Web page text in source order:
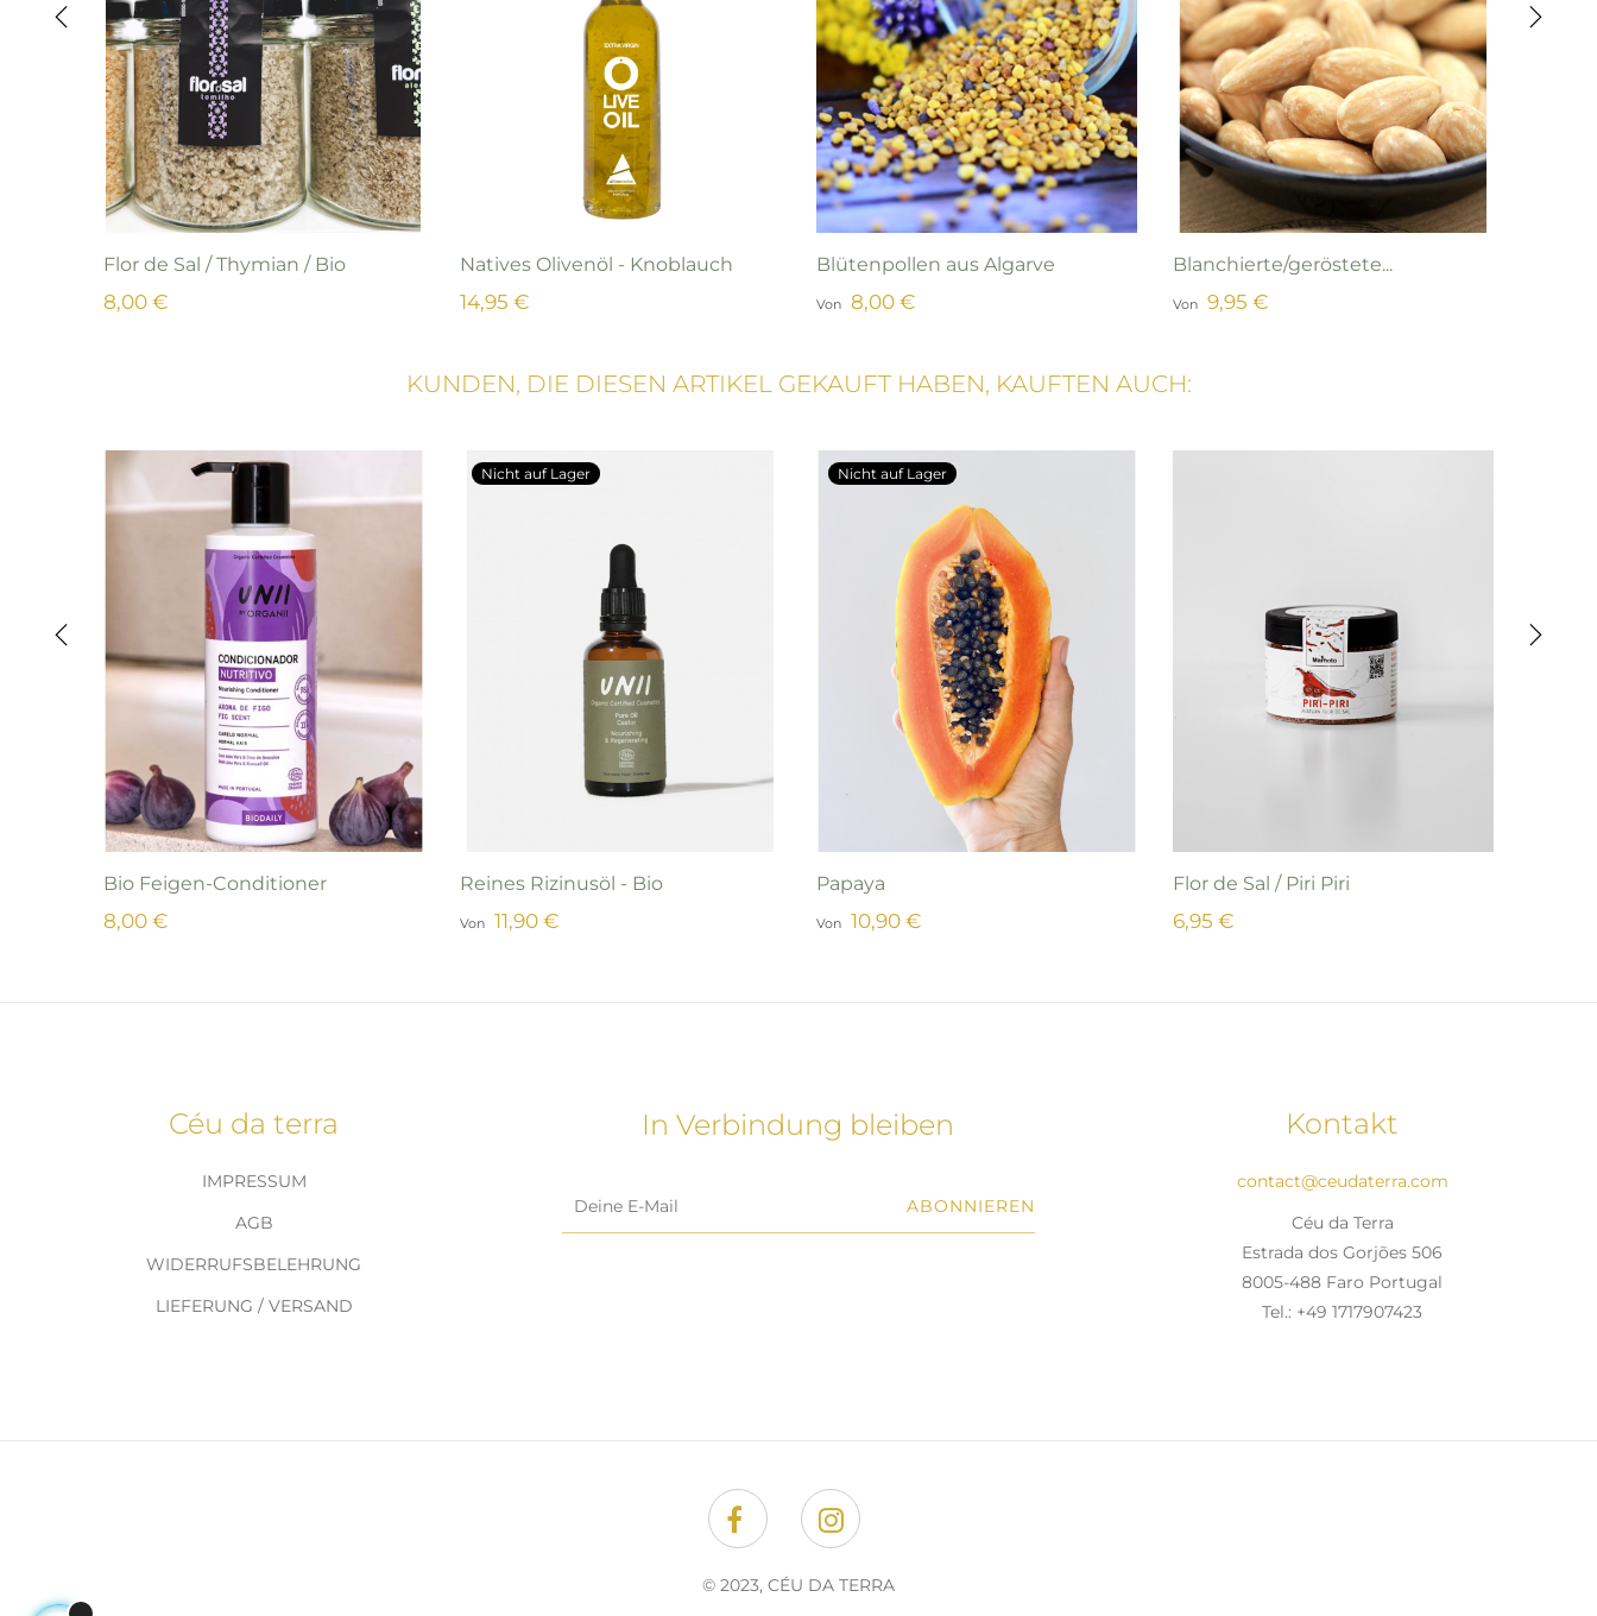
Flor de Sal / Thymian / Bio
8,00 €
Natives Olivenöl - Knoblauch
14,95 €
Blütenpollen aus Algarve
Von 8,00 €
Blanchierte/geröstete...
Von 9,95 €
KUNDEN, DIE DIESEN ARTIKEL GEKAUFT HABEN, KAUFTEN AUCH:
Bio Feigen-Conditioner
8,00 €
Nicht auf Lager
Reines Rizinusöl - Bio
Von 11,90 €
Nicht auf Lager
Papaya
Von 10,90 €
Flor de Sal / Piri Piri
6,95 €
Céu da terra
IMPRESSUM
AGB
WIDERRUFSBELEHRUNG
LIEFERUNG / VERSAND
In Verbindung bleiben
ABONNIEREN
Kontakt
contact@ceudaterra.com
Céu da Terra
Estrada dos Gorjões 506
8005-488 Faro Portugal
Tel.: +49 1717907423
Facebook
© 2023, CÉU DA TERRA